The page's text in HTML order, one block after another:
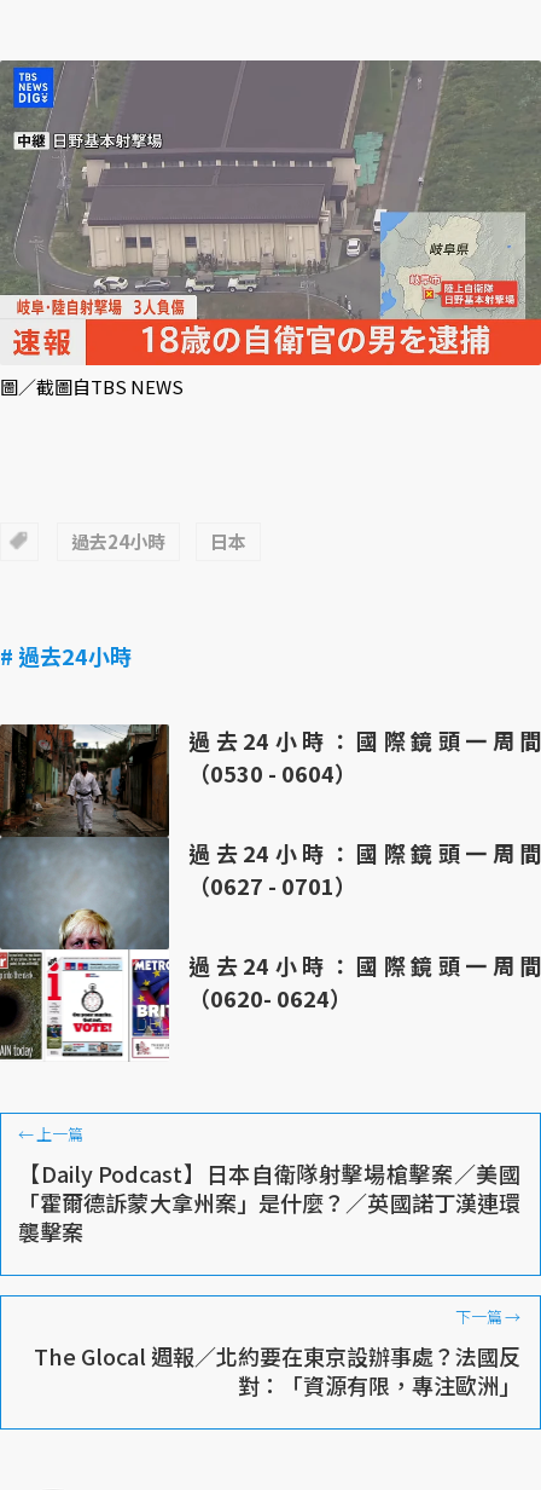
圖／截圖自TBS NEWS
過去24小時 日本
# 過去24小時
過去24小時：國際鏡頭一周間
（0530 - 0604）
過去24小時：國際鏡頭一周間
（0627 - 0701）
過去24小時：國際鏡頭一周間
（0620- 0624）
← 上一篇
【Daily Podcast】日本自衛隊射擊場槍擊案／美國
「霍爾德訴蒙大拿州案」是什麼？／英國諾丁漢連環
襲擊案
下一篇→
The Glocal 週報／北約要在東京設辦事處？法國反
對：「資源有限，專注歐洲」